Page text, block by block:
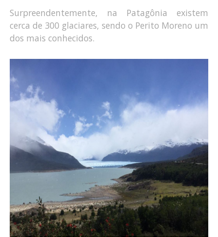
Surpreendentemente, na Patagônia existem
cerca de 300 glaciares, sendo o Perito Moreno um
dos mais conhecidos.